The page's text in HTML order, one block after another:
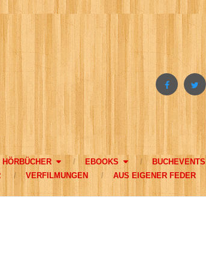
HÖRBÜCHER EBOOKS
BUCHEVENTS
VERFILMUNGEN AUS EIGENER FEDER